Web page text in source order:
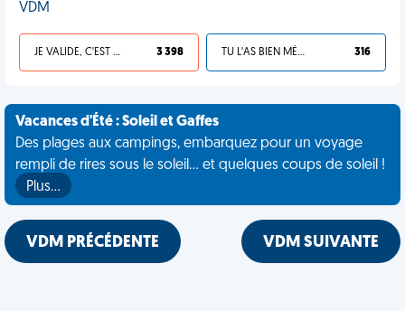
VDM
JE VALIDE, C'EST UNE VDM 3 398 TU L'AS BIEN MÉRITÉ 316
Vacances d'Été : Soleil et Gaffes
Des plages aux campings, embarquez pour un voyage
rempli de rires sous le soleil... et quelques coups de soleil !
Plus…
VDM PRÉCÉDENTE VDM SUIVANTE